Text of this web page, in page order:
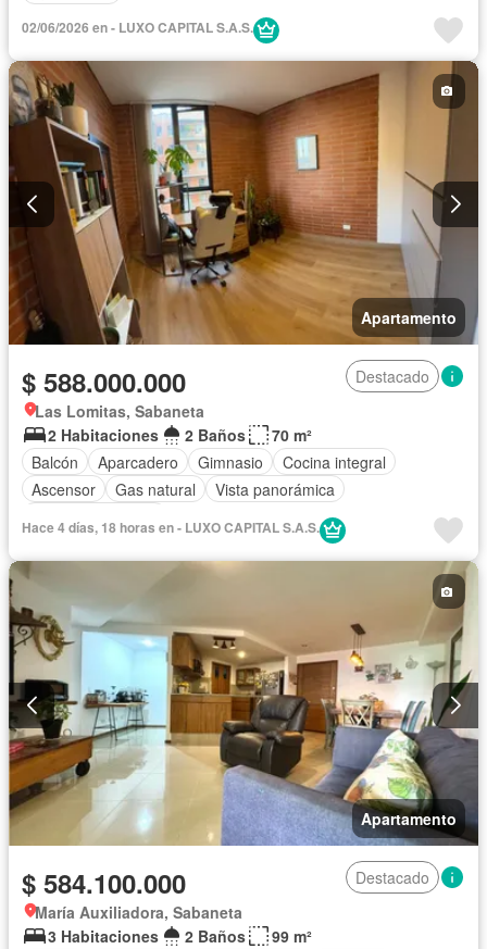
02/06/2026 en - LUXO CAPITAL S.A.S.
Apartamento
$ 588.000.000
Destacado
Las Lomitas, Sabaneta
2 Habitaciones
2 Baños
70 m²
Balcón
Aparcadero Gimnasio
Cocina integral
Ascensor
Gas natural
Vista panorámica
Hace 4 días, 18 horas en - LUXO CAPITAL S.A.S.
Apartamento
$ 584.100.000
Destacado
María Auxiliadora, Sabaneta
3 Habitaciones
2 Baños
99 m²